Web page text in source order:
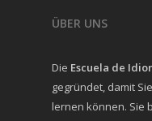
ÜBER UNS
Die Escuela de
gegründet, damit
lernen können. Sie